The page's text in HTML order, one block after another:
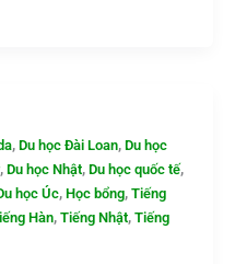
, Du học Đài Loan, Du học
, Du học Nhật, Du học quốc tế,
học Úc, Học bổng, Tiếng
Hàn, Tiếng Nhật, Tiếng